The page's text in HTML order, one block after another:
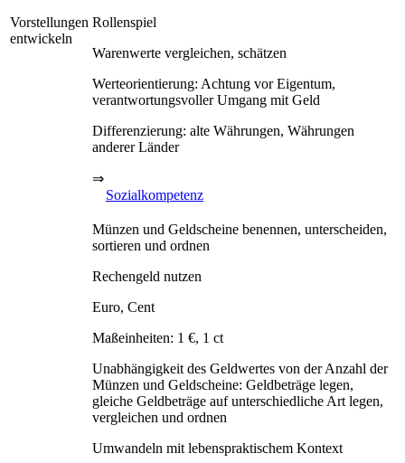
Vorstellungen
entwickeln
Rollenspiel
Warenwerte vergleichen, schätzen
Werteorientierung: Achtung vor Eigentum,
verantwortungsvoller Umgang mit Geld
Differenzierung: alte Währungen, Währungen
anderer Länder
⇒
Sozialkompetenz
Münzen und Geldscheine benennen, unterscheiden,
sortieren und ordnen
Rechengeld nutzen
Euro, Cent
Maßeinheiten: 1 €, 1 ct
Unabhängigkeit des Geldwertes von der Anzahl der
Münzen und Geldscheine: Geldbeträge legen,
gleiche Geldbeträge auf unterschiedliche Art legen,
vergleichen und ordnen
Umwandeln mit lebenspraktischem Kontext